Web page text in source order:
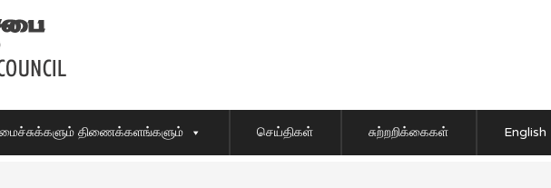
திணைக்களங்களும் செய்திகள் சுற்றறிக்கைகள் English